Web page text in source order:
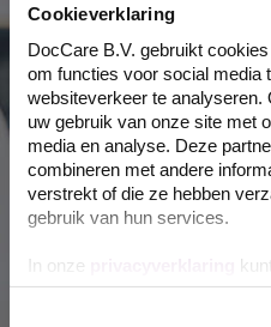
Cookieverklaring
DocCare B.V. gebruikt
om functies voor social media
websiteverkeer te analyseren.
uw gebruik van onze site met
media en analyse. Deze
combineren met andere
verstrekt of die ze hebben
gebruik van hun services.
In onze
zijn, hoe u contact met ons
gebied
van
dataverwerking
Bezoek